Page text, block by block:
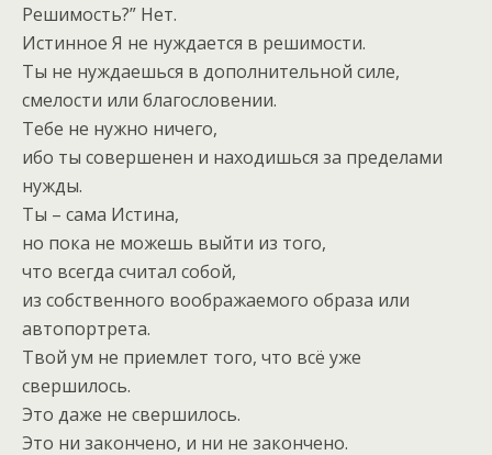
Решимость?” Нет.
Истинное Я не нуждается в решимости.
Ты не нуждаешься в дополнительной силе,
смелости или благословении.
Тебе не нужно ничего,
ибо ты совершенен и находишься за пределами
нужды.
Ты – сама Истина,
но пока не можешь выйти из того,
что всегда считал собой,
из собственного воображаемого образа или
автопортрета.
Твой ум не приемлет того, что всё уже
свершилось.
Это даже не свершилось.
Это ни закончено, и ни не закончено.